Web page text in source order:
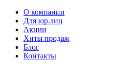
О компании
Для юр.лиц
Акции
Хиты продаж
Блог
Контакты